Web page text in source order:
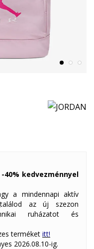
40% kedvezménnyel
a mindennapi aktív
az új szezon
ruházatot és
terméket itt!
2026.08.10-ig.